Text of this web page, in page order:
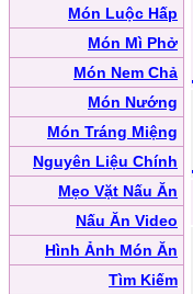
Món Luộc Hấp
Món Mì Phở
Món Nem Chả
Món Nướng
Món Tráng Miệng
Nguyên Liệu Chính
Mẹo Vặt Nấu Ăn
Nấu Ăn Video
Hình Ảnh Món Ăn
Tìm Kiếm